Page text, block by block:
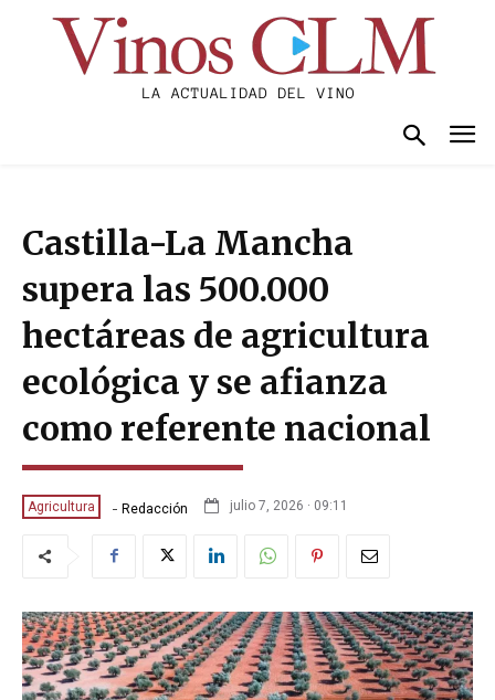
Castilla-La Mancha
supera las 500.000
hectáreas de agricultura
ecológica y se afianza
como referente nacional
Agricultura - Redacción julio 7, 2026 · 09:11